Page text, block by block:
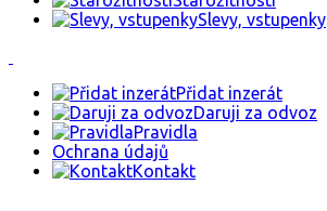
Slevy, vstupenky
Přidat inzerát
Daruji za odvoz
Pravidla
Ochrana údajů
Kontakt